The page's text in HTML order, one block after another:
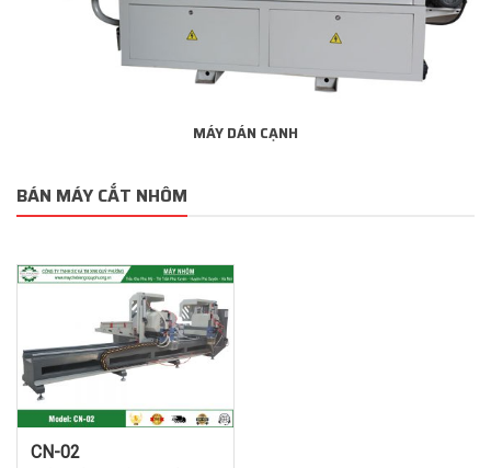
MÁY DÁN CẠNH
BÁN MÁY CẮT NHÔM
CN-02